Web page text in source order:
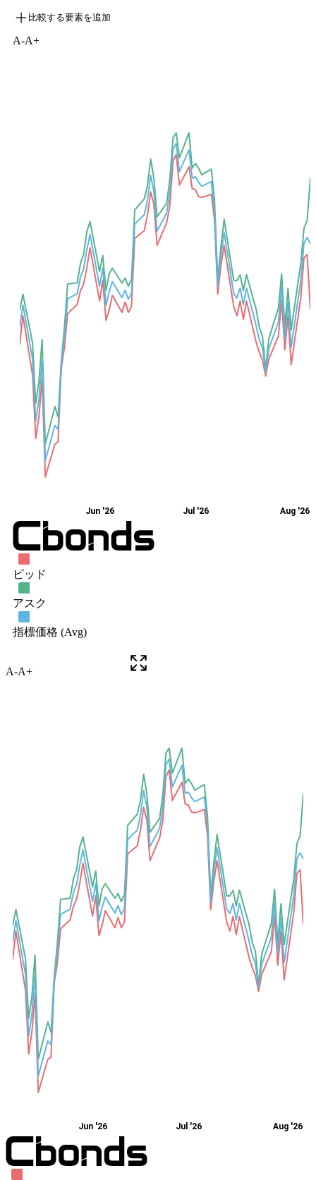
比較する要素を追加
A-A+
Jun '26 Jul '26 Aug '26